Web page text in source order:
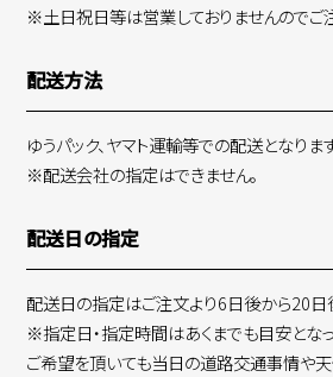
※土日祝日等は営業しておりませんのでご
配送方法
ゆうパック、ヤマト運輸等での配送となります
※配送会社の指定はできません。
配送日の指定
配送日の指定はご注文より6日後から20日
※指定日・指定時間はあくまでも目安とな
ご希望を頂いても当日の道路交通事情や